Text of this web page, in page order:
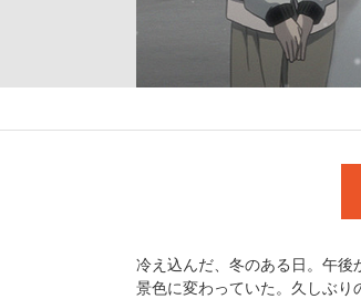
南 春香:佐藤利奈／南 夏奈:井上麻里奈／南 千秋:
／タケル:浅沼晋太郎／内田:喜多村英梨／吉野:豊
[スタッフ]
監督:細田直人／シリーズ構成:鈴木雅詞／キャラ
(スタジオロン) ／撮影監督:森下成一(スタジオト
チームドンファン) ／音響制作:マジックカプセル
冷え込んだ、冬のある日。午
景色に変わっていた。久しぶり